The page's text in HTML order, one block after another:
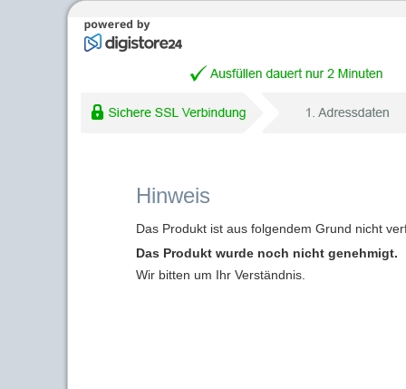
Hinweis
Das Produkt ist aus folgendem Grund nicht
Das Produkt wurde noch nicht genehmigt.
Wir bitten um Ihr Verständnis.